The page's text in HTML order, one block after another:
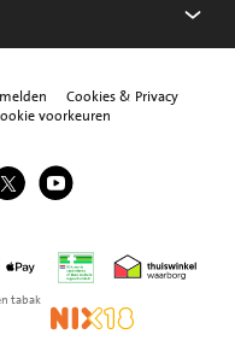
Cookies & Privacy
voorkeuren
Twitter
Jumbo YouTube
Express
Apple Pay Thuiswinkel
tabak
NIX18